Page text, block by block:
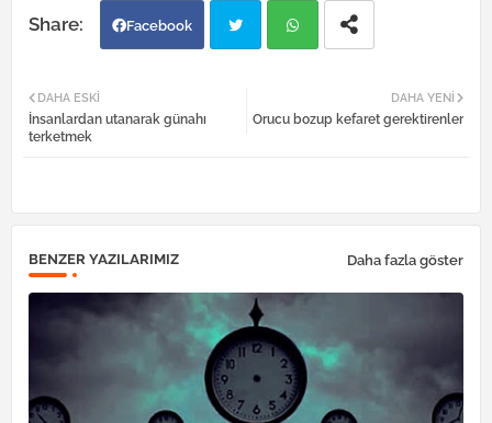
Facebook
atsa
DAHA YENI
Orucu bozup kefaret gerektirenler
DAHA ESKI
İnsanlardan utanarak günahı
terketmek
BENZER YAZILARIMIZ Daha fazla göster